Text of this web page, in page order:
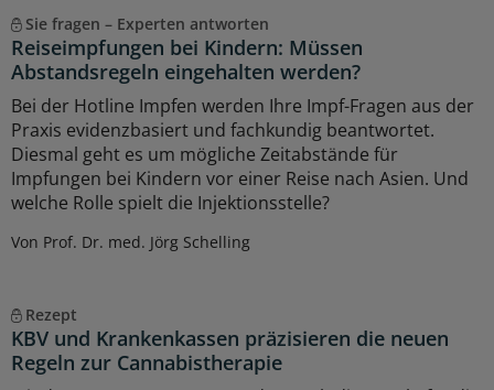
Sie fragen – Experten antworten
Reiseimpfungen bei Kindern: Müssen
Abstandsregeln eingehalten werden?
Bei der Hotline Impfen werden Ihre Impf-Fragen aus der
Praxis evidenzbasiert und fachkundig beantwortet.
Diesmal geht es um mögliche Zeitabstände für
Impfungen bei Kindern vor einer Reise nach Asien. Und
welche Rolle spielt die Injektionsstelle?
Von Prof. Dr. med. Jörg Schelling
Rezept
KBV und Krankenkassen präzisieren die neuen
Regeln zur Cannabistherapie